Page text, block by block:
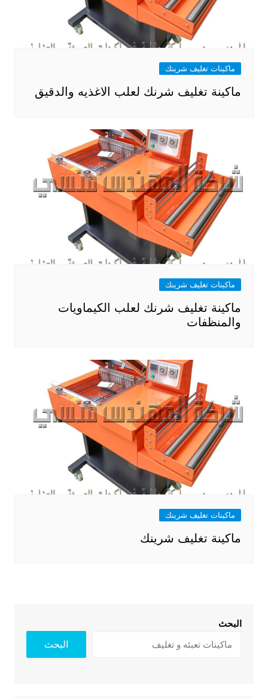
ماكينات تغليف شرينك
ماكينة تغليف شرنك لعلب الاغذيه والدقيق
ماكينات تغليف شرينك
ماكينة تغليف شرنك لعلب الكيماويات
والمنظفات
ماكينات تغليف شرينك
ماكينة تغليف شرينك
البحث
البحث